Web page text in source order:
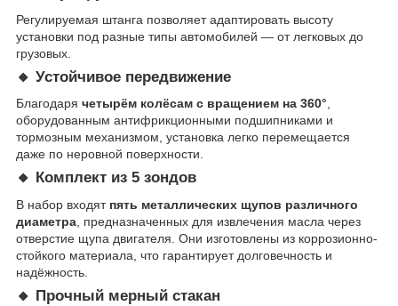
Регулируемая штанга позволяет адаптировать высоту
установки под разные типы автомобилей — от легковых до
грузовых.
🔸 Устойчивое передвижение
Благодаря четырём колёсам с вращением на 360°,
оборудованным антифрикционными подшипниками и
тормозным механизмом, установка легко перемещается
даже по неровной поверхности.
🔸 Комплект из 5 зондов
В набор входят пять металлических щупов различного
диаметра , предназначенных для извлечения масла через
отверстие щупа двигателя. Они изготовлены из коррозионно-
стойкого материала, что гарантирует долговечность и
надёжность.
🔸 Прочный мерный стакан